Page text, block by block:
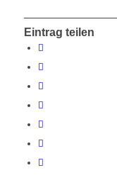
Eintrag teilen